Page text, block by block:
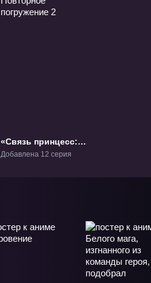
«Связь принцесс:
Повторное
Добавлена 12 серия